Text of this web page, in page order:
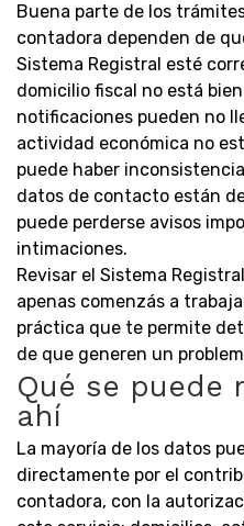
Buena parte de los
contadora dependen de
Sistema Registral esté
domicilio fiscal no está
notificaciones pueden no
actividad económica no
puede haber
datos de contacto están
puede perderse avisos
intimaciones.
Revisar el Sistema
apenas comenzás a
práctica que te permite
de que generen un
Qué se puede
ahí
La mayoría de los datos
directamente por el
contadora, con la